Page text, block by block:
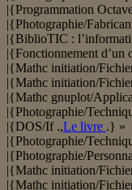
|{Programmation
|{Photographie/
|{BiblioTIC :
|{Fonctionnement d’un
|{Mathc initiation/
|{Mathc initiation/
|{Mathc gnuplot/
|{Photographie/
|{DOS/If .,Le livre .} »
|{Photographie/
|{Photographie/
|{Mathc initiation/
|{Mathc initiation/